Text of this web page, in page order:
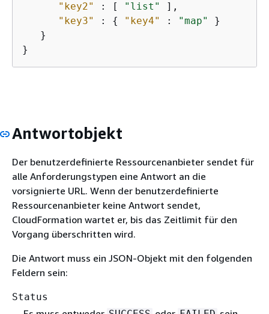
"key2"
: [ "list"
],
"key3"
: { "key4" : "map"
}
   }
}
Antwortobjekt
Der benutzerdefinierte Ressourcenanbieter sendet für
alle Anforderungstypen eine Antwort an die
vorsignierte URL. Wenn der benutzerdefinierte
Ressourcenanbieter keine Antwort sendet,
CloudFormation wartet er, bis das Zeitlimit für den
Vorgang überschritten wird.
Die Antwort muss ein JSON-Objekt mit den folgenden
Feldern sein:
Status